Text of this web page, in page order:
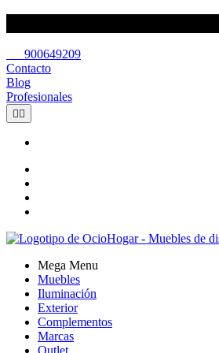
900649209
Contacto
Blog
Profesionales
 
Mega Menu
Muebles
Iluminación
Exterior
Complementos
Marcas
Outlet